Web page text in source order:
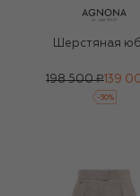
Шерстяная
198 500 ₽ 139
-30%